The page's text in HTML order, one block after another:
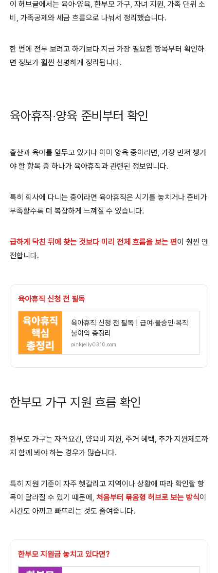
이 허브글에서는 육아·양육, 한부모 가구, 자녀 지원, 가족 단위 소
비, 가족공제와 세금 흐름으로 나눠서 정리했습니다.
한 번에 전부 보려고 하기보다 지금 가장 필요한 항목부터 확인하
면 정보가 훨씬 선명하게 정리됩니다.
육아휴직·양육 준비부터 확인
출산과 육아를 앞두고 있거나 이미 양육 중이라면, 가장 먼저 챙겨
야 할 항목 중 하나가 육아휴직과 관련된 정보입니다.
특히 회사에 다니는 중이라면 육아휴직은 시기를 놓치거나 준비가
부족할수록 더 복잡하게 느껴질 수 있습니다.
급하게 닥친 뒤에 찾는 것보다 미리 전체 흐름을 보는 편이 훨씬 안
전합니다.
육아휴직 신청 전 필독
육아휴직 신청 전 필독 | 급여·불승인·복직
불이익 총정리
pinkjelly0310.com
한부모 가구 지원 흐름 확인
한부모 가구는 자격요건, 양육비 지원, 주거 혜택, 추가 지원제도까
지 함께 봐야 하는 경우가 많습니다.
특히 지원 기준이 자주 헷갈리고 지역이나 상황에 따라 확인할 항
목이 달라질 수 있기 때문에, 처음부터 묶음형 허브로 보는 방식 이
시간도 아끼고 빠뜨리는 것도 줄여줍니다.
한부모 지원금 놓치고 있다면?